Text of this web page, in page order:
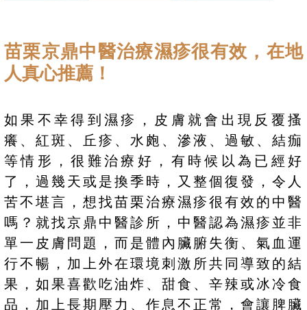
苗栗京鼎中醫治療濕疹很有效，在地
人真心推薦！
如果不幸得到濕疹，皮膚就會出現反覆搔
癢、紅斑、丘疹、水皰、滲液、過敏、結痂
等情形，很難治療好，有時候以為已經好
了，過幾天或是換季時，又整個復發，令人
苦不堪言，想找苗栗治療濕疹很有效的中醫
嗎？就找京鼎中醫診所，中醫認為濕疹並非
單一皮膚問題，而是體內臟腑失衡、氣血運
行不暢，加上外在環境刺激所共同導致的結
果，如果喜歡吃油炸、甜食、辛辣或冰冷食
品，加上長期壓力、作息不正常，會讓脾臟